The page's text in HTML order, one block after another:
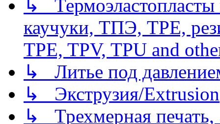
↳
каучуки, ТПЭ, TPE,
TPE, TPV, TPU and
↳ Литье под
↳ Экструзия/Extrusion
↳ Трехмерная